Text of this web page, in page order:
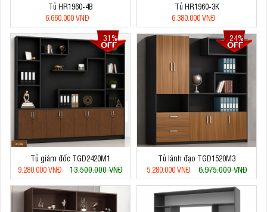
Tủ HR1960-4B
6.660.000 VNĐ
Tủ HR1960-3K
6.380.000 VNĐ
31%
Tủ giám đốc TGD2420M1
9.280.000 VNĐ
13.500.000 VNĐ
24%
Tủ lãnh đạo TGD1520M3
5.280.000 VNĐ
6.975.000 VNĐ